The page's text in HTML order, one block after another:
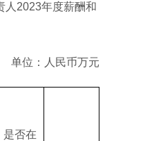
2023年度薪酬和
单位：人民币万元
是否在